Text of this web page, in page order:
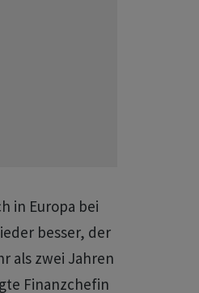
in Europa bei
besser, der
als zwei Jahren
Finanzchefin